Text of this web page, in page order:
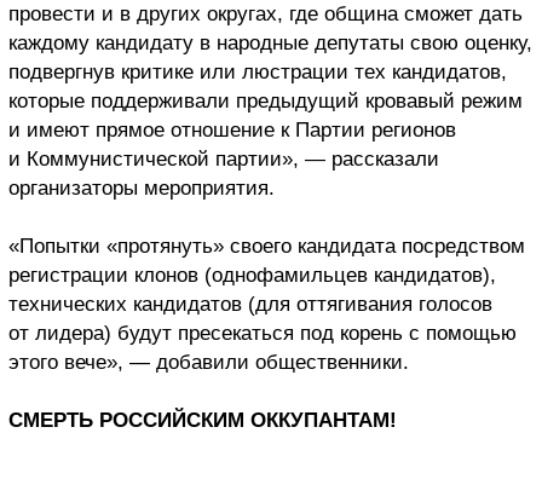
провести и в других округах, где община сможет дать
каждому кандидату в народные депутаты свою оценку,
подвергнув критике или люстрации тех кандидатов,
которые поддерживали предыдущий кровавый режим
и имеют прямое отношение к Партии регионов
и Коммунистической партии», — рассказали
организаторы мероприятия.
«Попытки «протянуть» своего кандидата посредством
регистрации клонов (однофамильцев кандидатов),
технических кандидатов (для оттягивания голосов
от лидера) будут пресекаться под корень с помощью
этого вече», — добавили общественники.
СМЕРТЬ РОССИЙСКИМ ОККУПАНТАМ!